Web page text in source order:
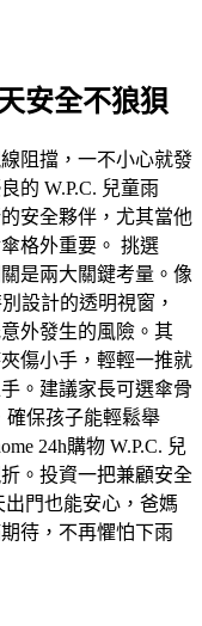
安全不狼狽
阻擋，一不小心就發
的 W.P.C. 兒童雨
安全夥伴，尤其當他
格外重要。 挑選
是兩大關鍵考量。像
設計的透明視窗，
外發生的風險。其
傷小手，輕輕一推就
。建議家長可選傘骨
確保孩子能輕鬆舉
24h購物 W.P.C. 兒
。投資一把兼顧安全
出門也能安心，爸媽
待，不再懼怕下雨